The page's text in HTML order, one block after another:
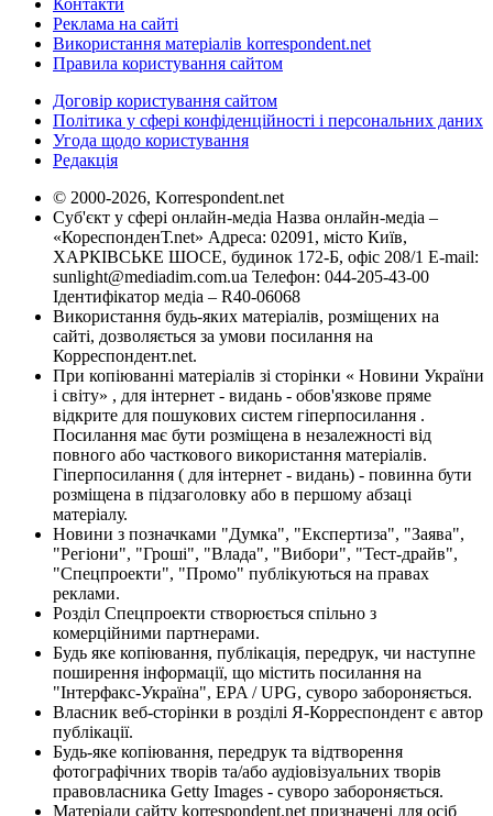
Реклама на сайті
Використання матеріалів korrespondent.net
Правила користування сайтом
Договір користування сайтом
Політика у сфері конфіденційності і персональних даних
Угода щодо користування
Редакція
© 2000-2026, Korrespondent.net
Суб'єкт у сфері онлайн-медіа Назва онлайн-медіа –
«КореспонденТ.net» Адреса: 02091, місто Київ,
ХАРКІВСЬКЕ ШОСЕ, будинок 172-Б, офіс 208/1 E-mail:
sunlight@mediadim.com.ua Телефон: 044-205-43-00
Ідентифікатор медіа – R40-06068
Використання будь-яких матеріалів, розміщених на
сайті, дозволяється за умови посилання на
Корреспондент.net.
При копіюванні матеріалів зі сторінки « Новини України
і світу» , для інтернет - видань - обов'язкове пряме
відкрите для пошукових систем гіперпосилання .
Посилання має бути розміщена в незалежності від
повного або часткового використання матеріалів.
Гіперпосилання ( для інтернет - видань) - повинна бути
розміщена в підзаголовку або в першому абзаці
матеріалу.
Новини з позначками "Думка", "Експертиза", "Заява",
"Регіони", "Гроші", "Влада", "Вибори", "Тест-драйв",
"Спецпроекти", "Промо" публікуються на правах
реклами.
Розділ Спецпроекти створюється спільно з
комерційними партнерами.
Будь яке копіювання, публікація, передрук, чи наступне
поширення інформації, що містить посилання на
"Інтерфакс-Україна", EPA / UPG, суворо забороняється.
Власник веб-сторінки в розділі Я-Корреспондент є автор
публікації.
Будь-яке копіювання, передрук та відтворення
фотографічних творів та/або аудіовізуальних творів
правовласника Getty Images - суворо забороняється.
Матеріали сайту korrespondent.net призначені для осіб